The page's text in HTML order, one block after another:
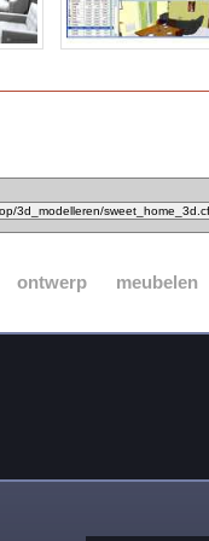
ontwerp meubelen